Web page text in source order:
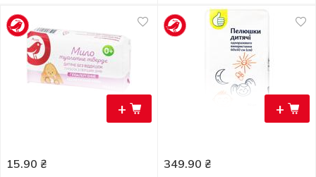
+
15.90 ₴
+
349.90 ₴